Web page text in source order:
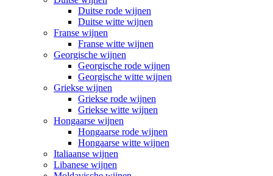
Duitse rode wijnen
Duitse witte wijnen
Franse wijnen
Franse witte wijnen
Georgische wijnen
Georgische rode wijnen
Georgische witte wijnen
Griekse wijnen
Griekse rode wijnen
Griekse witte wijnen
Hongaarse wijnen
Hongaarse rode wijnen
Hongaarse witte wijnen
Italiaanse wijnen
Libanese wijnen